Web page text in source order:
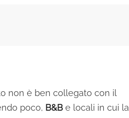
non è ben collegato con il
poco, B&B e locali in cui la